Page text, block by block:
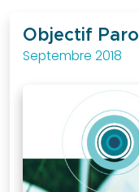
Objectif Paro
Septembre 2018
quotidien.